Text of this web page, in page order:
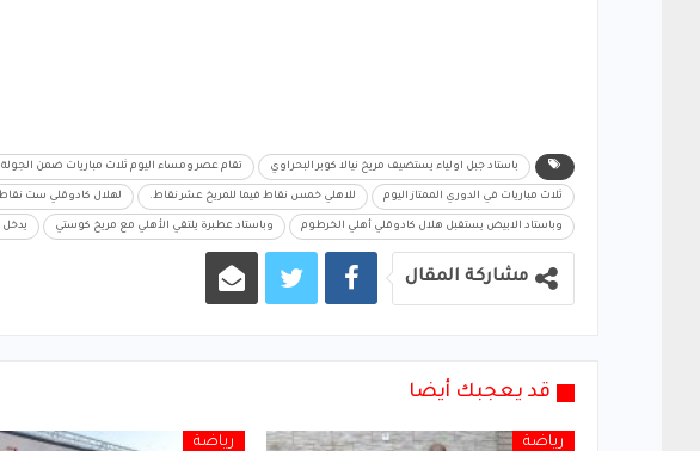
باستاد جبل اولياء يستضيف مريخ نيالا كوبر البحراوي تقام عصر ومساء اليوم ثلاث مباريات ضمن الجولة
ثلاث مباريات في الدوري الممتاز اليوم للاهلي خمس نقاط فيما للمريخ عشر نقاط. لهلال كادوقلي ست
وباستاد الابيض يستقبل هلال كادوقلي أهلي الخرطوم وباستاد عطبرة يلتقي الأهلي مع مريخ كوستي يدخل كوبر
مشاركة المقال
قد يعجبك أيضا
رياضة رياضة